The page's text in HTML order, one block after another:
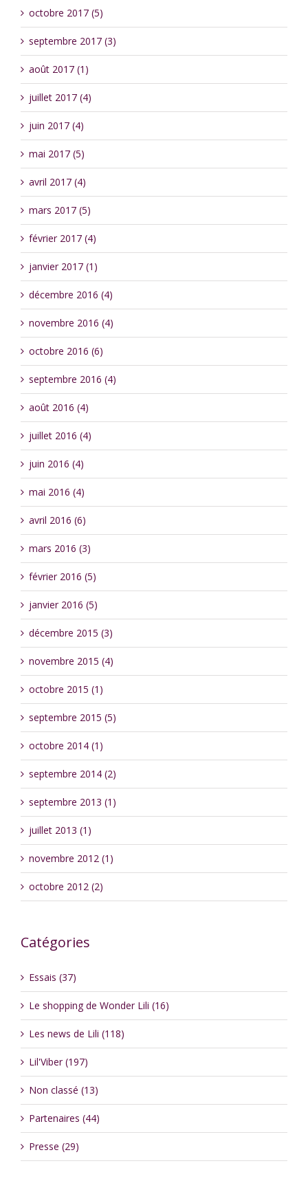
octobre 2017 (5)
septembre 2017 (3)
août 2017 (1)
juillet 2017 (4)
juin 2017 (4)
mai 2017 (5)
avril 2017 (4)
mars 2017 (5)
février 2017 (4)
janvier 2017 (1)
décembre 2016 (4)
novembre 2016 (4)
octobre 2016 (6)
septembre 2016 (4)
août 2016 (4)
juillet 2016 (4)
juin 2016 (4)
mai 2016 (4)
avril 2016 (6)
mars 2016 (3)
février 2016 (5)
janvier 2016 (5)
décembre 2015 (3)
novembre 2015 (4)
octobre 2015 (1)
septembre 2015 (5)
octobre 2014 (1)
septembre 2014 (2)
septembre 2013 (1)
juillet 2013 (1)
novembre 2012 (1)
octobre 2012 (2)
Catégories
Essais (37)
Le shopping de Wonder Lili (16)
Les news de Lili (118)
Lil'Viber (197)
Non classé (13)
Partenaires (44)
Presse (29)